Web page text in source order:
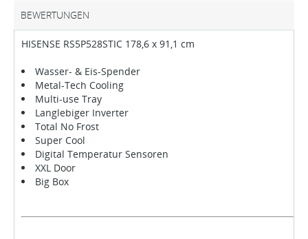
BEWERTUNGEN
HISENSE RS5P528STIC 178,6 x 91,1 cm
Wasser- & Eis-Spender
Metal-Tech Cooling
Multi-use Tray
Langlebiger Inverter
Total No Frost
Super Cool
Digital Temperatur Sensoren
XXL Door
Big Box